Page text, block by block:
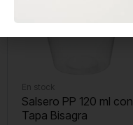
En stock
Salsero PP 120 ml con
Tapa Bisagra